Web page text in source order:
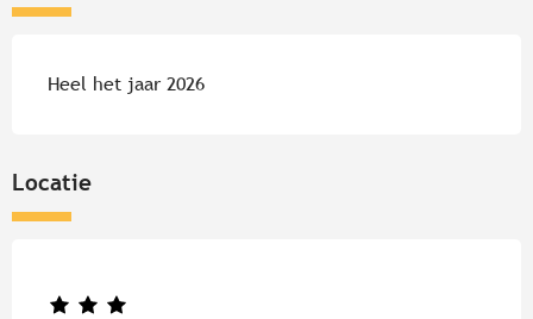
Heel het jaar 2026
Locatie